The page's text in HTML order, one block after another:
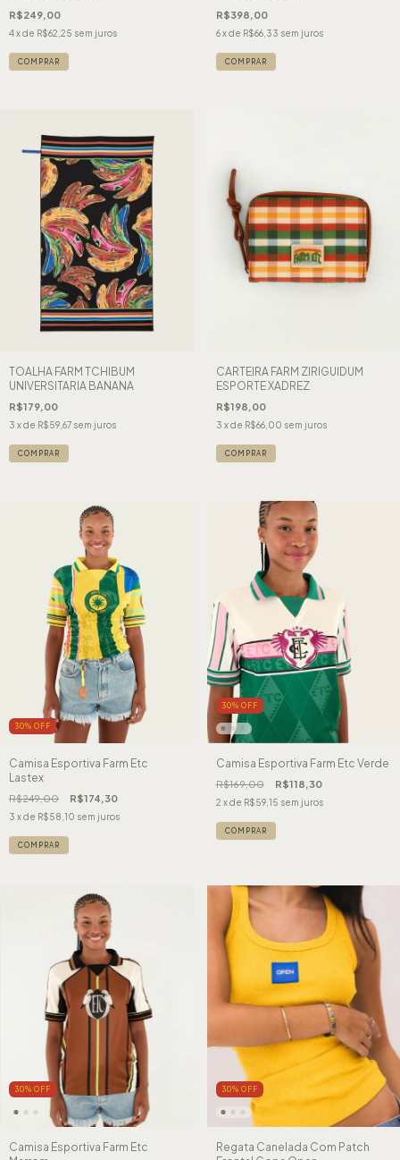
R$249,00
4x de R$62,25 sem juros
R$398,00
6 x de R$66,33 sem juros
TOALHA FARM TCHIBUM
UNIVERSITARIA BANANA
R$179,00
3 x de R$59,67 sem juros
CARTEIRA FARM ZIRIGUIDUM
ESPORTE XADREZ
R$198,00
3 x de R$66,00 sem juros
30% OFF
Camisa Esportiva Farm Etc
Lastex
R$249,00 R$174,30
3 x de R$58,10 sem juros
COMPRAR
30% OFF
Camisa Esportiva Farm Etc Verde
R$169,00 R$118,30
2 x de R$59,15 sem juros
COMPRAR
30% OFF
Camisa Esportiva Farm Etc
30% OFF
Regata Canelada Com Patch